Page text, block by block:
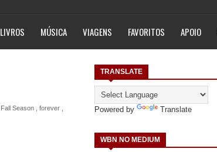
LIVROS MÚSICA VIAGENS FAVORITOS APOIO
TRANSLATE
Powered by Translate
WBN NO MEDIUM
Fall Season , forever ,